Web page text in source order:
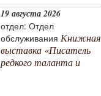
19 августа 2026
отдел: Отдел
обслуживания Книжная
выставка «Писатель
редкого таланта и